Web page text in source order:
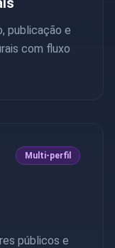
publicação e
com fluxo
Multi-perfil
públicos e